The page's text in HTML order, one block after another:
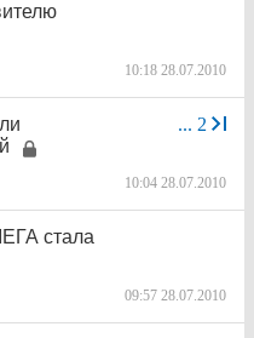
10:18 28.07.2010
... 2
10:04 28.07.2010
стала
09:57 28.07.2010